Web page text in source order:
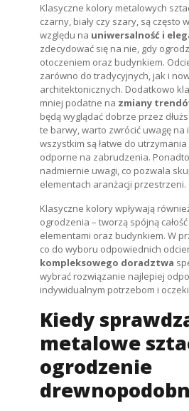
Klasyczne kolory metalowych
czarny, biały czy szary, są często
względu na uniwersalność i
zdecydować się na nie, gdy
otoczeniem oraz budynkiem.
zarówno do tradycyjnych, jak i
architektonicznych. Dodatkowo
mniej podatne na zmiany
będą wyglądać dobrze przez
te barwy, warto zwrócić uwagę na
wszystkim są łatwe do
odporne na zabrudzenia.
nadmiernie uwagi, co pozwala
elementach aranżacji przestrzeni.
Klasyczne kolory wpływają
ogrodzenia – tworzą spójną
elementami oraz budynkiem. W
co do wyboru odpowiednich
kompleksowego doradztwa
wybrać rozwiązanie najlepiej
indywidualnym potrzebom i
Kiedy
metalowe
ogrodzenie